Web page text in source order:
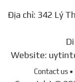
Địa chỉ: 342 Lý
Website:
Contact us